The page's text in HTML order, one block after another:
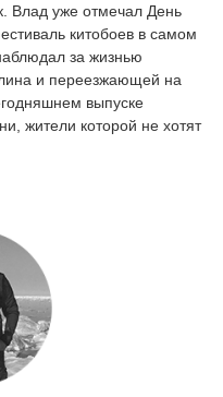
Влад уже отмечал День
китобоев в самом
за жизнью
и переезжающей на
выпуске
жители которой не хотят